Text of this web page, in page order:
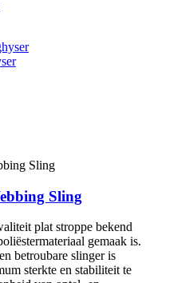
Sling
plat stroppe bekend
gemaak is.
betroubare slinger is
sterkte en stabiliteit te